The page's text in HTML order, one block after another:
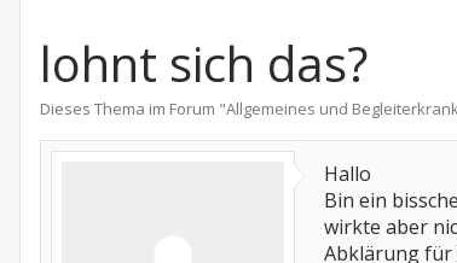
lohnt sich das?
Dieses Thema im Forum "Allgemeines und
Hallo
Bin ein
wirkte aber
Abklärung für